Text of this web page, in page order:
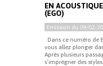
EN
(EGO)
Emission du 09/02/
Dans ce numéro de
vous allez plonger
Après plusieurs
s’imprégner des